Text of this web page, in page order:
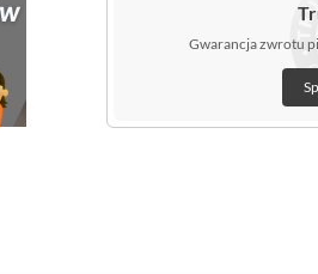
Gwarancja zwrotu